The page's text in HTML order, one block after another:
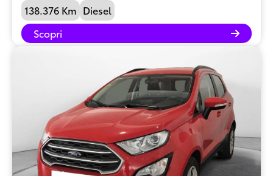
138.376 Km Diesel
Scopri